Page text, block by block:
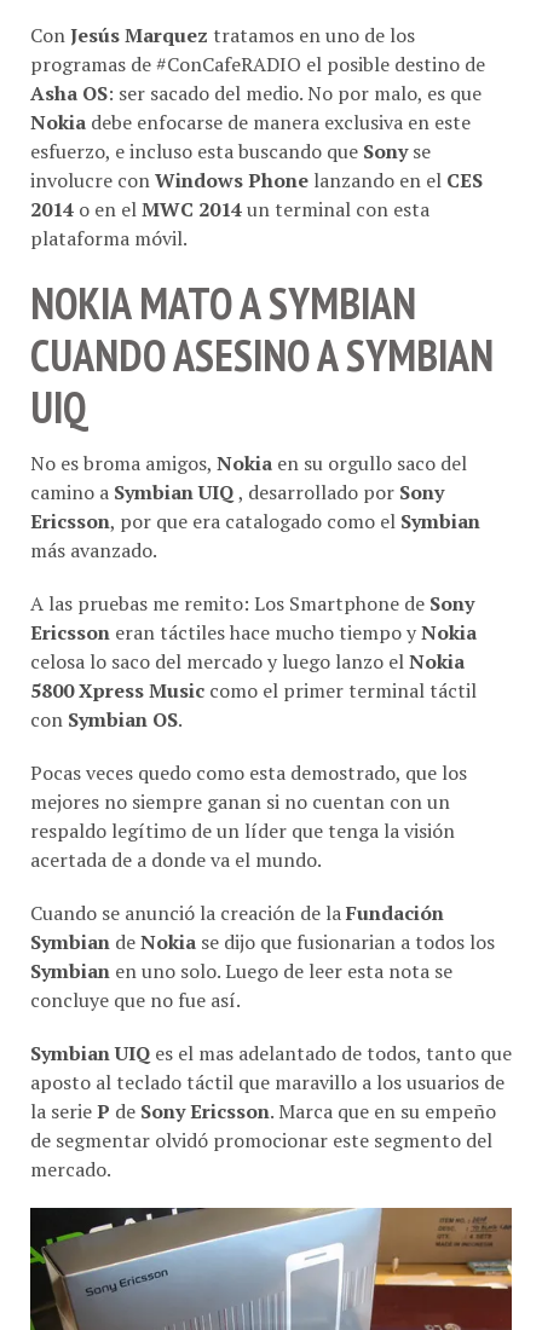
Con Jesús Marquez
tratamos en uno de los
programas de #ConCafeRADIO el posible destino de
Asha OS : ser sacado del medio. No por malo, es que
Nokia
debe enfocarse de manera exclusiva en este
esfuerzo, e incluso esta buscando que Sony
involucre con Windows Phone lanzando en el CES
2014 o en el MWC 2014 un terminal con esta
plataforma móvil.
NOKIA MATO A SYMBIAN
CUANDO ASESINO A SYMBIAN
UIQ
No es broma amigos, Nokia
en su orgullo saco del
camino a Symbian UIQ , desarrollado por Sony
Ericsson
, por que era catalogado como el Symbian
más avanzado.
A las pruebas me remito: Los Smartphone de Sony
Ericsson
eran táctiles hace mucho tiempo y Nokia
celosa lo saco del mercado y luego lanzo elNokia
5800 Xpress Music
como el primer terminal táctil
Symbian OS
Pocas veces quedo como esta demostrado, que los
mejores no siempre ganan si no cuentan con un
respaldo legí­timo de un lí­der que tenga la visión
acertada de a donde va el mundo.
Cuando se anunció la creación de la Fundación
Symbian
de Nokia
se dijo que fusionarian a todos los
Symbian
en uno solo. Luego de leer esta nota se
concluye que no fue así­.
Symbian UIQ
es el mas adelantado de todos, tanto que
aposto al teclado táctil que maravillo a los usuarios de
la serie P de Sony Ericsson
. Marca que en su empeño
de segmentar olvidó promocionar este segmento del
mercado.